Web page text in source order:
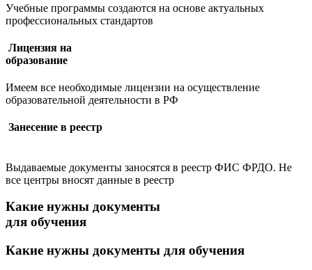
Учебные программы создаются на основе актуальных
профессиональных стандартов
Лицензия на
образование
Имеем все необходимые лицензии на осуществление
образовательной деятельности в РФ
Занесение в реестр
Выдаваемые документы заносятся в реестр ФИС ФРДО. Не
все центры вносят данные в реестр
Какие нужны документы
для обучения
Какие нужны документы для обучения